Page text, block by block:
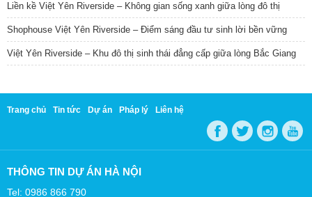
Liền kề Việt Yên Riverside – Không gian sống xanh giữa lòng đô thị
Shophouse Việt Yên Riverside – Điểm sáng đầu tư sinh lời bền vững
Việt Yên Riverside – Khu đô thị sinh thái đẳng cấp giữa lòng Bắc Giang
Trang chủ Tin tức Dự án Pháp lý Liên hệ
THÔNG TIN DỰ ÁN HÀ NỘI
Tel: 0986 866 790